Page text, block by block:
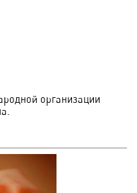
организации